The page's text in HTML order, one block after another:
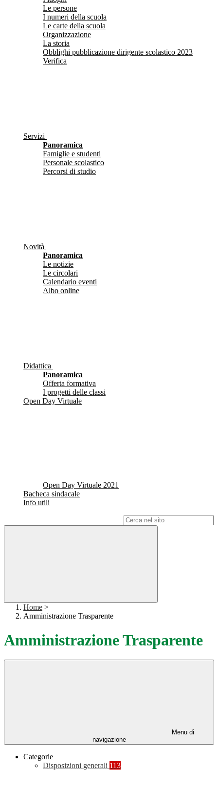
Le persone
I numeri della scuola
Le carte della scuola
Organizzazione
La storia
Obblighi pubblicazione dirigente scolastico 2023
Verifica
Servizi
Panoramica
Famiglie e studenti
Personale scolastico
Percorsi di studio
Novità
Panoramica
Le notizie
Le circolari
Calendario eventi
Albo online
Didattica
Panoramica
Offerta formativa
I progetti delle classi
Open Day Virtuale
Open Day Virtuale 2021
Bacheca sindacale
Info utili
Home >
Amministrazione Trasparente
Amministrazione Trasparente
Menu di
navigazione
Categorie
Disposizioni generali 113